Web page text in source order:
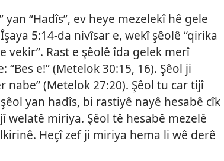
yan “Hadîs”, ev heye mezelekî hê gele
5:14-da nivîsar e, wekî şêolê “qirika
vekir”. Rast e şêolê îda gelek merî
e!” (Metelok 30:15, 16). Şêol ji
nabe” (Metelok 27:20). Şêol tu car tijî
yan hadîs, bi rastiyê nayê hesabê cîk
welatê miriya. Şêol tê hesabê mezelê
Heçî zef ji miriya hema li wê derê